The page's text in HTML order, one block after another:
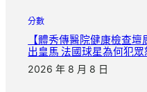
分數
【體秀傳醫院健康檢查
出皇馬 法國球星為何犯眾
2026 年 8 月 8 日